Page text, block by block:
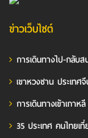
ข่าวเว็บไซต์
การเดินทางไป-กลับ
เขาหวงซาน ประเทศ
การเดินทางเข้าเกาห
35 ประเทศ คนไทยเ